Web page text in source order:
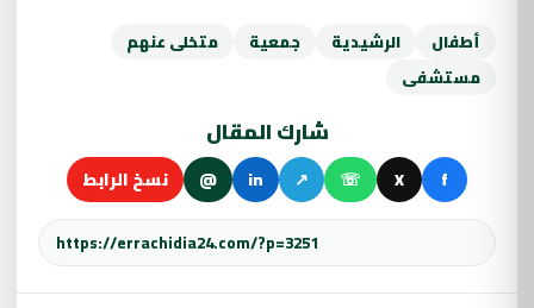
أطفال الرشيدية جمعية
متخلى عنهم
مستشفى
شارك المقال
f
X
☏
↗
in
@ نسخ الرابط